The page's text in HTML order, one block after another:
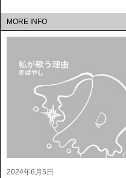
MORE INFO
2024年6月5日